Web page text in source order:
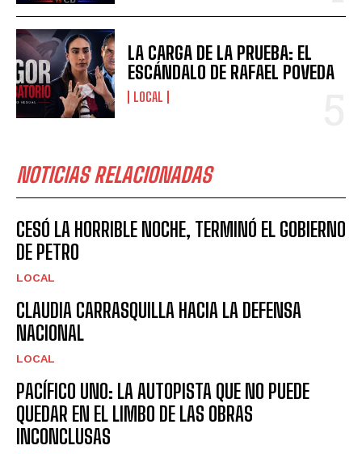
LA CARGA DE LA PRUEBA: EL
ESCÁNDALO DE RAFAEL POVEDA
LOCAL
NOTICIAS RELACIONADAS
CESÓ LA HORRIBLE NOCHE, TERMINÓ EL GOBIERNO
DE PETRO
LOCAL
CLAUDIA CARRASQUILLA HACIA LA DEFENSA
NACIONAL
LOCAL
PACÍFICO UNO: LA AUTOPISTA QUE NO PUEDE
QUEDAR EN EL LIMBO DE LAS OBRAS
INCONCLUSAS